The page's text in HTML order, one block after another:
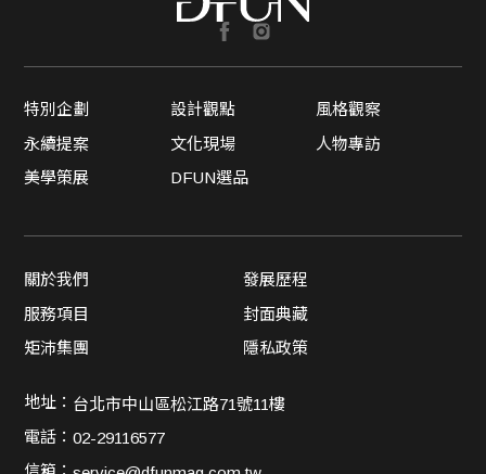
特別企劃 設計觀點
風格觀察
永續提案
文化現場
人物專訪
美學策展
DFUN選品
關於我們
發展歷程
服務項目
封面典藏
矩沛集團
隱私政策
地址： 台北市中山區松江路71號11樓
電話：02-29116577